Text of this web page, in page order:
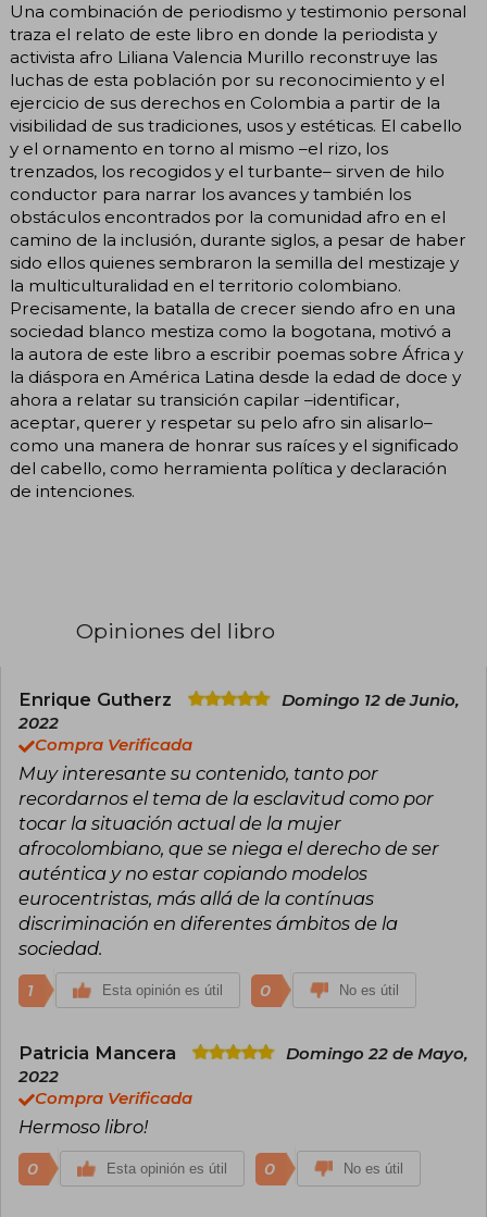
Una combinación de periodismo y testimonio personal
traza el relato de este libro en donde la periodista y
activista afro Liliana Valencia Murillo reconstruye las
luchas de esta población por su reconocimiento y el
ejercicio de sus derechos en Colombia a partir de la
visibilidad de sus tradiciones, usos y estéticas. El cabello
y el ornamento en torno al mismo –el rizo, los
trenzados, los recogidos y el turbante– sirven de hilo
conductor para narrar los avances y también los
obstáculos encontrados por la comunidad afro en el
camino de la inclusión, durante siglos, a pesar de haber
sido ellos quienes sembraron la semilla del mestizaje y
la multiculturalidad en el territorio colombiano.
Precisamente, la batalla de crecer siendo afro en una
sociedad blanco mestiza como la bogotana, motivó a
la autora de este libro a escribir poemas sobre África y
la diáspora en América Latina desde la edad de doce y
ahora a relatar su transición capilar –identificar,
aceptar, querer y respetar su pelo afro sin alisarlo–
como una manera de honrar sus raíces y el significado
del cabello, como herramienta política y declaración
de intenciones.
Opiniones del libro
Enrique Gutherz
Domingo 12 de Junio,
2022
Compra Verificada
Muy interesante su contenido, tanto por
recordarnos el tema de la esclavitud como por
tocar la situación actual de la mujer
afrocolombiano, que se niega el derecho de ser
auténtica y no estar copiando modelos
eurocentristas, más allá de la contínuas
discriminación en diferentes ámbitos de la
sociedad.
1 Esta opinión es útil 0 No es útil
Patricia Mancera
Domingo 22 de Mayo,
2022
Compra Verificada
Hermoso libro!
0 Esta opinión es útil 0 No es útil